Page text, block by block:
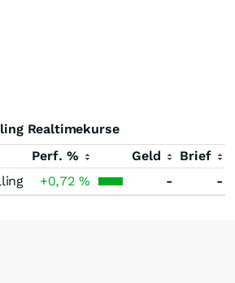
Realtimekurse
Perf. % Geld
Brief
+0,72% - -